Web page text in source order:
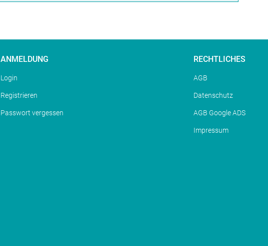
ANMELDUNG
Login
Registrieren
Passwort vergessen
RECHTLICHES
AGB
Datenschutz
AGB Google ADS
Impressum